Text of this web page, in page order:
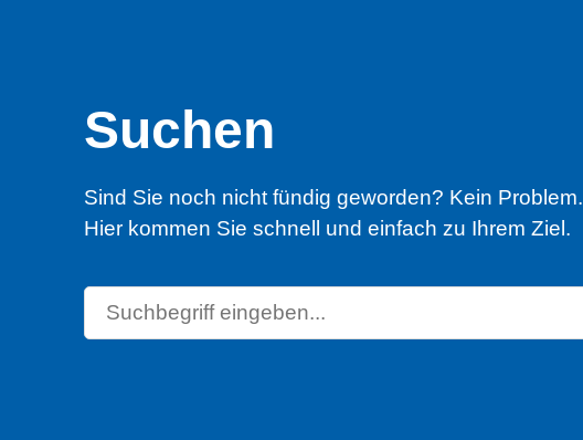
Suchen
Sind Sie noch nicht fündig geworden? Kein Problem.
Hier kommen Sie schnell und einfach zu Ihrem Ziel.